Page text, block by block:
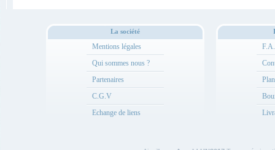
La société
Mentions légales
Qui sommes nous ?
Partenaires
C.G.V
Echange de liens